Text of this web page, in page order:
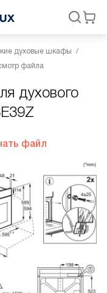
духовые шкафы
файла
духового
файл